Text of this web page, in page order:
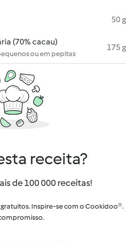
50 g
(70% cacau)
ou em pepitas
175 g
receita?
de 100 000 receitas!
gratuitos. Inspire-se com o Cookidoo®.